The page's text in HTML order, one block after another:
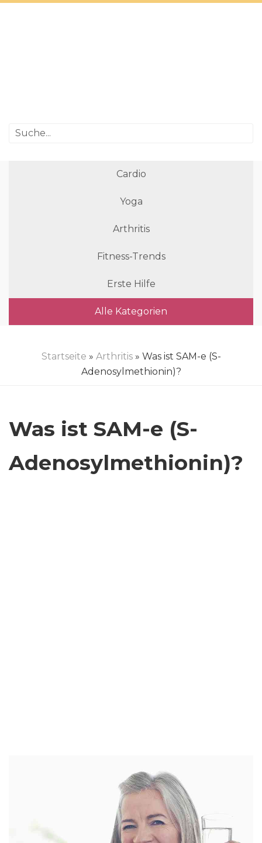
Cardio
Yoga
Arthritis
Fitness-Trends
Erste Hilfe
Alle Kategorien
Startseite » Arthritis» Was ist SAM-e (S-
Adenosylmethionin)?
Was ist SAM-e (S-
Adenosylmethionin)?